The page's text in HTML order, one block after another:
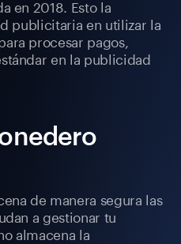
en 2018. Esto la
publicitaria en utilizar la
procesar pagos,
en la publicidad
de manera segura las
a gestionar tu
almacena la